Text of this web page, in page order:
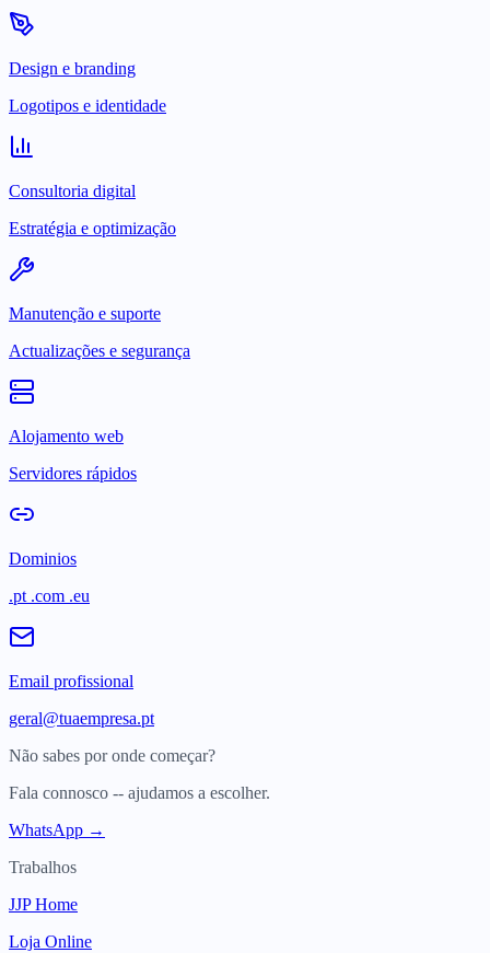
Design e branding
Logotipos e identidade
Consultoria digital
Estratégia e optimização
Manutenção e suporte
Actualizações e segurança
Alojamento web
Servidores rápidos
Dominios
.pt .com .eu
Email profissional
geral@tuaempresa.pt
Não sabes por onde começar?
Fala connosco -- ajudamos a escolher.
WhatsApp →
Trabalhos
JJP Home
Loja Online